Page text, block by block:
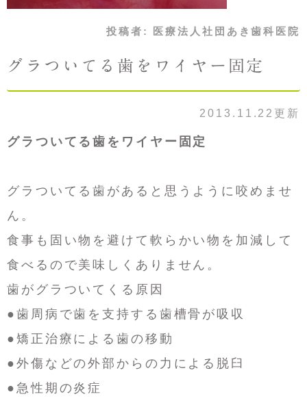
投稿者: 医療法人社団あき歯科医院
グラついてる歯をワイヤー固定
2013.11.22更新
グラついてる歯をワイヤー固定
グラついてる歯があると思うように咬めませ
ん。
食事も固い物を避けて軟らかい物を加減して
食べるので美味しくありません。
歯がグラついてくる原因
●歯周病で歯を支持する歯槽骨が吸収
●矯正治療による歯の移動
●外傷などの外部からの力による脱臼
●急性期の炎症